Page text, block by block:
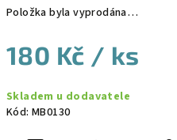
Položka byla vyprodána…
180 Kč / ks
cena:
Skladem u dodavatele
Kód: MB0130